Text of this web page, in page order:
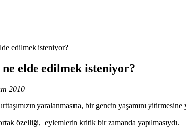
edilmek isteniyor?
elde edilmek isteniyor?
2010
yaralanmasına, bir gencin yaşamını
özelliği, eylemlerin kritik bir zamanda yapılmasıydı.